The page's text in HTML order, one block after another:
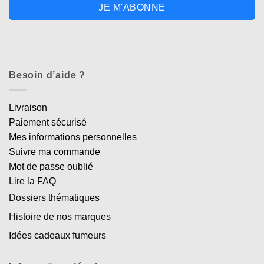
JE M'ABONNE
Besoin d’aide ?
Livraison
Paiement sécurisé
Mes informations personnelles
Suivre ma commande
Mot de passe oublié
Lire la FAQ
Dossiers thématiques
Histoire de nos marques
Idées cadeaux fumeurs